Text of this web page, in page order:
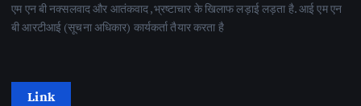
एम एन बी नक्सलवाद और आतंकवाद ,भ्रष्टाचार के खिलाफ लड़ाई लड़ता है. आई एम एन
बी आरटीआई (सूचना अधिकार) कार्यकर्ता तैयार करता है
Link